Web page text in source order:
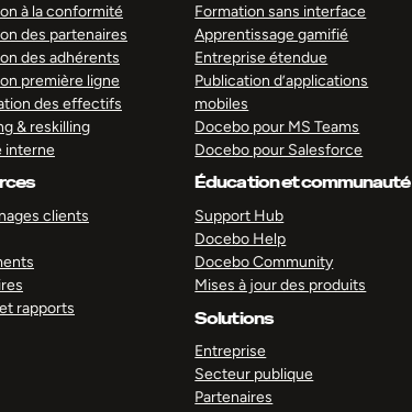
à la conformité
des partenaires
des adhérents
première ligne
des effectifs
& reskilling
interne
clients
rapports
Formation sans interface
Apprentissage gamifié
Entreprise étendue
Publication d’applications
mobiles
Docebo pour MS Teams
Docebo pour Salesforce
Éducation et communauté
Support Hub
Docebo Help
Docebo Community
Mises à jour des produits
Solutions
Entreprise
Secteur publique
Partenaires